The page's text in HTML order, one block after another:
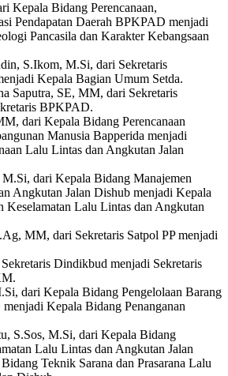
Kepala Bidang Perencanaan,
Pendapatan Daerah BPKPAD menjadi
Pancasila dan Karakter Kebangsaan
S.Ikom, M.Si, dari Sekretaris
Kepala Bagian Umum Setda.
Saputra, SE, MM, dari Sekretaris
BPKPAD.
dari Kepala Bidang Perencanaan
Manusia Bapperida menjadi
Lalu Lintas dan Angkutan Jalan
M.Si, dari Kepala Bidang Manajemen
Angkutan Jalan Dishub menjadi Kepala
Keselamatan Lalu Lintas dan Angkutan
MM, dari Sekretaris Satpol PP menjadi
Dindikbud menjadi Sekretaris
dari Kepala Bidang Pengelolaan Barang
Kepala Bidang Penanganan
S.Sos, M.Si, dari Kepala Bidang
Lalu Lintas dan Angkutan Jalan
Teknik Sarana dan Prasarana Lalu